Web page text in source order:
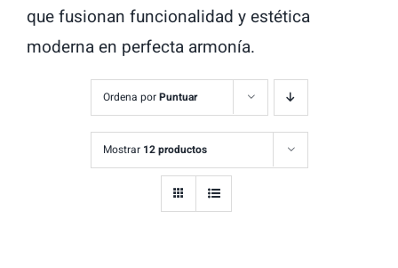
que fusionan funcionalidad y estética
moderna en perfecta armonía.
Ordena porPuntuar
Mostrar 12 productos